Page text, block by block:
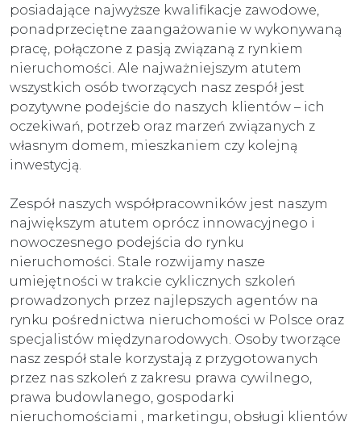
posiadające najwyższe kwalifikacje zawodowe,
ponadprzeciętne zaangażowanie w wykonywaną
pracę, połączone z pasją związaną z rynkiem
nieruchomości. Ale najważniejszym atutem
wszystkich osób tworzących nasz zespół jest
pozytywne podejście do naszych klientów – ich
oczekiwań, potrzeb oraz marzeń związanych z
własnym domem, mieszkaniem czy kolejną
inwestycją.
Zespół naszych współpracowników jest naszym
największym atutem oprócz innowacyjnego i
nowoczesnego podejścia do rynku
nieruchomości. Stale rozwijamy nasze
umiejętności w trakcie cyklicznych szkoleń
prowadzonych przez najlepszych agentów na
rynku pośrednictwa nieruchomości w Polsce oraz
specjalistów międzynarodowych. Osoby tworzące
nasz zespół stale korzystają z przygotowanych
przez nas szkoleń z zakresu prawa cywilnego,
prawa budowlanego, gospodarki
nieruchomościami , marketingu, obsługi klientów